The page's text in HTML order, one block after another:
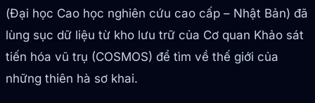
(Đại học Cao học nghiên cứu cao cấp – Nhật Bản) đã
lùng sục dữ liệu từ kho lưu trữ của Cơ quan Khảo sát
tiến hóa vũ trụ (COSMOS) để tìm về thế giới của
những thiên hà sơ khai.